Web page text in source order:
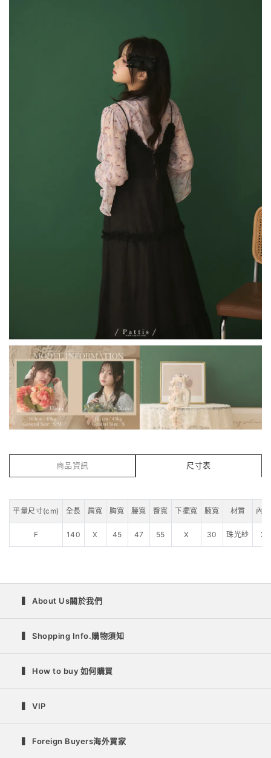
商品資訊 尺寸表
平量尺寸(cm) 全長 肩寬 胸寬 腰寬 臀寬 下擺寬 腋寬 材質 內裡
F 140 X 45 47 55 X 30 珠光紗 X
▍ About Us關於我們
▍ Shopping Info.購物須知
▍ How to buy 如何購買
▍ VIP
▍ Foreign Buyers海外買家